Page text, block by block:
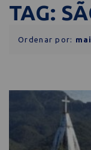
TAG:
Ordenar por: